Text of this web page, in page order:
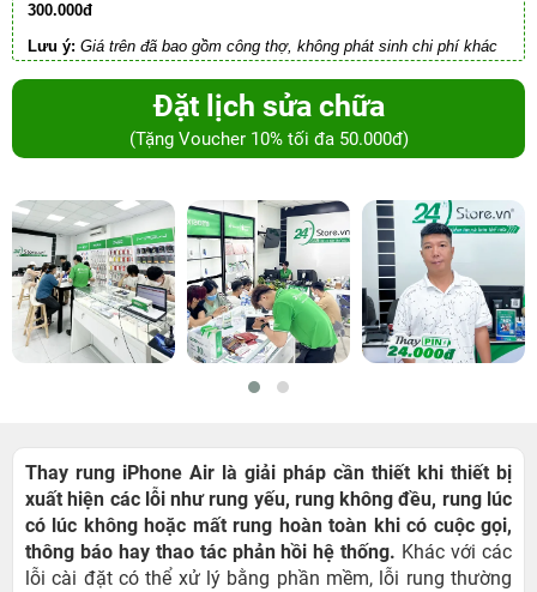
300.000đ
Lưu ý: Giá trên đã bao gồm công thợ, không phát sinh chi phí khác
Đặt lịch sửa chữa
(Tặng Voucher 10% tối đa 50.000đ)
Thay rung iPhone Air là giải pháp cần thiết khi thiết bị
xuất hiện các lỗi như rung yếu, rung không đều, rung lúc
có lúc không hoặc mất rung hoàn toàn khi có cuộc gọi,
thông báo hay thao tác phản hồi hệ thống. Khác với các
lỗi cài đặt có thể xử lý bằng phần mềm, lỗi rung thường